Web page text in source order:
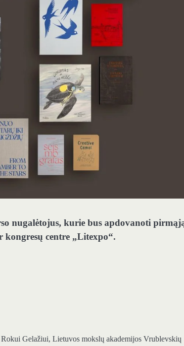
nugalėtojus, kurie bus apdovanoti
centre „Litexpo“.
Gelažiui, Lietuvos mokslų akademijos Vrublevskių